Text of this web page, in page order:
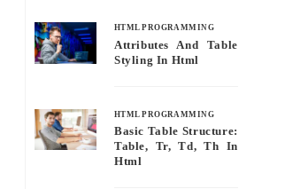
HTML PROGRAMMING
Attributes And Table
Styling In Html
HTML PROGRAMMING
Basic Table Structure:
Table, Tr, Td, Th In
Html